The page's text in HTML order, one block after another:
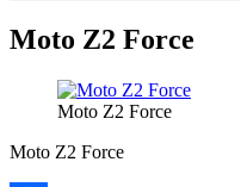
Moto Z2 Force
Moto Z2 Force
Moto Z2 Force